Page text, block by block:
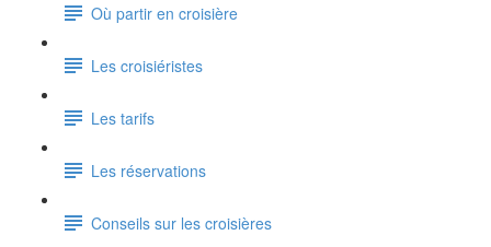
Où partir en croisière
Les croisiéristes
Les tarifs
Les réservations
Conseils sur les croisières